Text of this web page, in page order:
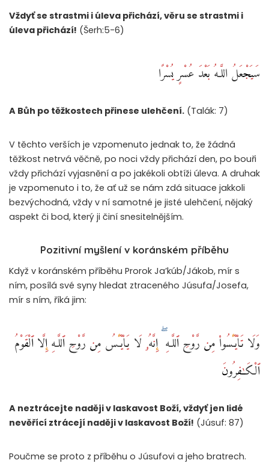
Vždyť se strastmi i úleva přichází, věru se strastmi i
úleva přichází! (Šerh:5-6)
سَيَجْعَلُ اللَّـهُ بَعْدَ عُسْرٍ يُسْرًا
A Bůh po těžkostech přinese ulehčení. (Talák: 7)
V těchto verších je vzpomenuto jednak to, že žádná
těžkost netrvá věčně, po noci vždy přichází den, po bouři
vždy přichází vyjasnění a po jakékoli obtíži úleva. A druhak
je vzpomenuto i to, že ať už se nám zdá situace jakkoli
bezvýchodná, vždy v ní samotné je jisté ulehčení, nějaký
aspekt či bod, který ji činí snesitelnějším.
Pozitivní myšlení v koránském příběhu
Když v koránském příběhu Prorok Ja’kúb/Jákob, mír s
ním, posílá své syny hledat ztraceného Júsufa/Josefa,
mír s ním, říká jim:
وَلَا تَا۟يْـَٔسُوا۟ مِن رَّوْحِ ٱللَّـهِ ۖ إِنَّهُۥ لَا يَا۟يْـَٔسُ مِن رَّوْحِ ٱللَّـهِ إِلَّا ٱلْقَوْمُ
ٱلْكَـٰفِرُونَ
A neztrácejte naději v laskavost Boží, vždyť jen lidé
nevěřící ztrácejí naději v laskavost Boží! (Júsuf: 87)
Poučme se proto z příběhu o Júsufovi a jeho bratrech.